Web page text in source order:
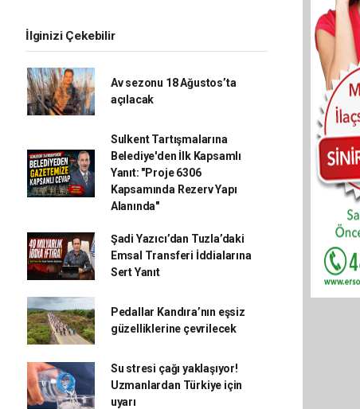
İlginizi Çekebilir
Av sezonu 18 Ağustos’ta
açılacak
Sulkent Tartışmalarına
Belediye'den İlk Kapsamlı
Yanıt: "Proje 6306
Kapsamında Rezerv Yapı
Alanında"
Şadi Yazıcı’dan Tuzla’daki
Emsal Transferi İddialarına
Sert Yanıt
Pedallar Kandıra’nın eşsiz
güzelliklerine çevrilecek
Su stresi çağı yaklaşıyor!
Uzmanlardan Türkiye için
uyarı